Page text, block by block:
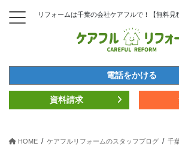
リフォームは千葉の会社ケアフルで！【無料見
電話をかける
資料請求
HOME ケアフルリフォームのスタッフブログ
千